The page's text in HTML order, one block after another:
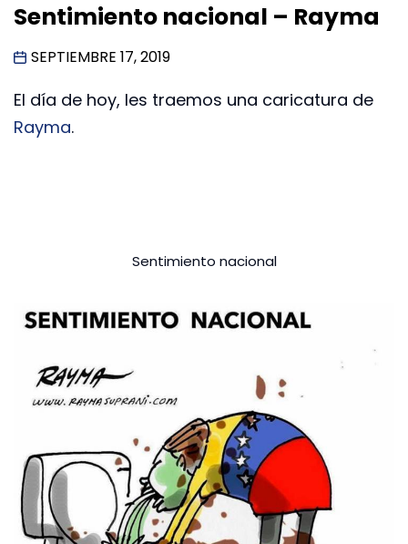
Sentimiento nacional – Rayma
SEPTIEMBRE 17, 2019
El día de hoy, les traemos una caricatura de
Rayma.
Sentimiento nacional